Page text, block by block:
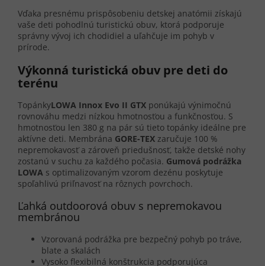
Vďaka presnému prispôsobeniu detskej anatómii získajú
vaše deti pohodlnú turistickú obuv, ktorá podporuje
správny vývoj ich chodidiel a uľahčuje im pohyb v
prírode.
Výkonná turistická obuv pre deti do
terénu
TopánkyLOWA Innox Evo II GTX ponúkajú výnimočnú
rovnováhu medzi nízkou hmotnosťou a funkčnosťou. S
hmotnosťou len 380 g na pár sú tieto topánky ideálne pre
aktívne deti. Membrána GORE-TEX zaručuje 100 %
nepremokavosť a zároveň priedušnosť, takže detské nohy
zostanú v suchu za každého počasia. Gumová podrážka
LOWA s optimalizovaným vzorom dezénu poskytuje
spoľahlivú priľnavosť na rôznych povrchoch.
Ľahká outdoorová obuv s nepremokavou
membránou
Vzorovaná podrážka pre bezpečný pohyb po tráve,
blate a skalách
Vysoko flexibilná konštrukcia podporujúca